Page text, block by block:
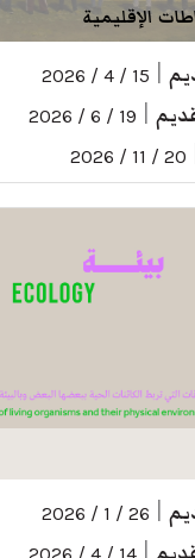
الإقليمية
15 / 4 / 2026
19 / 6 / 2026
20 / 11 / 2026
26 / 1 / 2026